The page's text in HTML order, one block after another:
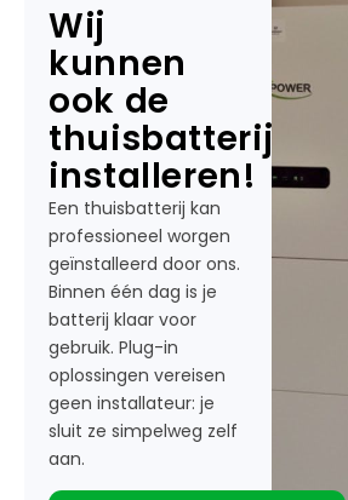
Wij
kunnen
ook de
thuisbatterij
installeren!
Een thuisbatterij kan
professioneel worgen
geïnstalleerd door ons.
Binnen één dag is je
batterij klaar voor
gebruik. Plug-in
oplossingen vereisen
geen installateur: je
sluit ze simpelweg zelf
aan.